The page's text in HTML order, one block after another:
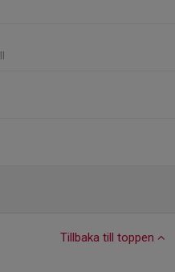
Tillbaka till toppen